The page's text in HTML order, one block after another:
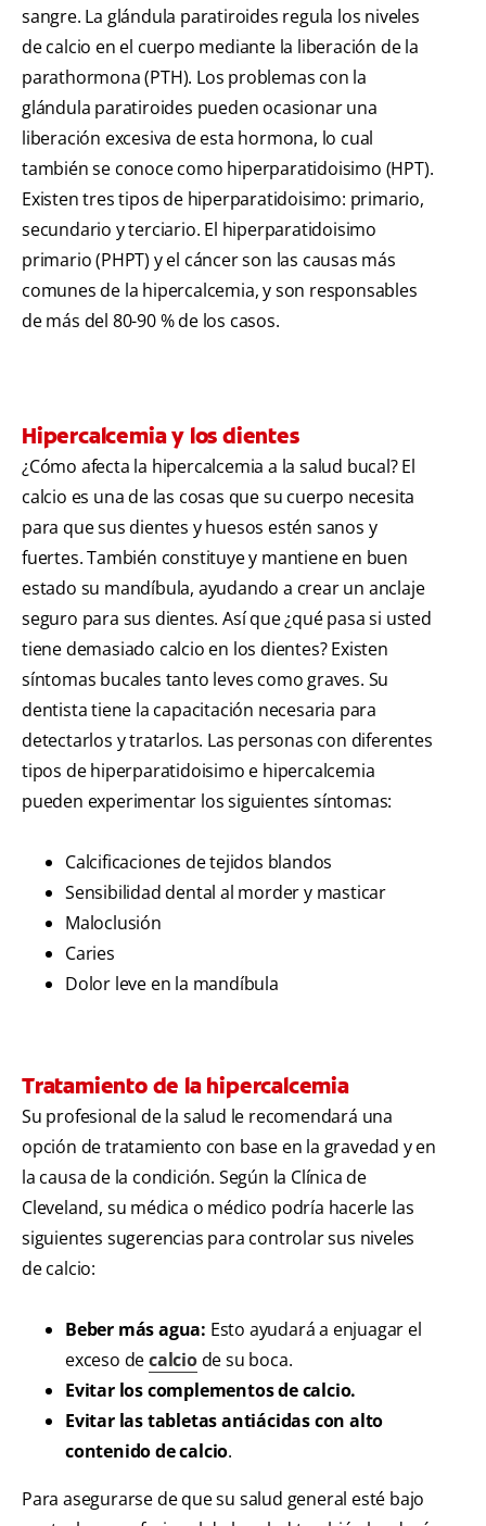
sangre. La glándula paratiroides regula los niveles
de calcio en el cuerpo mediante la liberación de la
parathormona (PTH). Los problemas con la
glándula paratiroides pueden ocasionar una
liberación excesiva de esta hormona, lo cual
también se conoce como hiperparatidoisimo (HPT).
Existen tres tipos de hiperparatidoisimo: primario,
secundario y terciario. El hiperparatidoisimo
primario (PHPT) y el cáncer son las causas más
comunes de la hipercalcemia, y son responsables
de más del 80-90 % de los casos.
Hipercalcemia y los dientes
¿Cómo afecta la hipercalcemia a la salud bucal? El
calcio es una de las cosas que su cuerpo necesita
para que sus dientes y huesos estén sanos y
fuertes. También constituye y mantiene en buen
estado su mandíbula, ayudando a crear un anclaje
seguro para sus dientes. Así que ¿qué pasa si usted
tiene demasiado calcio en los dientes? Existen
síntomas bucales tanto leves como graves. Su
dentista tiene la capacitación necesaria para
detectarlos y tratarlos. Las personas con diferentes
tipos de hiperparatidoisimo e hipercalcemia
pueden experimentar los siguientes síntomas:
Calcificaciones de tejidos blandos
Sensibilidad dental al morder y masticar
Maloclusión
Caries
Dolor leve en la mandíbula
Tratamiento de la hipercalcemia
Su profesional de la salud le recomendará una
opción de tratamiento con base en la gravedad y en
la causa de la condición. Según la Clínica de
Cleveland, su médica o médico podría hacerle las
siguientes sugerencias para controlar sus niveles
de calcio:
Beber más agua: Esto ayudará a enjuagar el
exceso decalciode su boca.
Evitar los complementos de calcio.
Evitar las tabletas antiácidas con alto
contenido de calcio.
Para asegurarse de que su salud general esté bajo